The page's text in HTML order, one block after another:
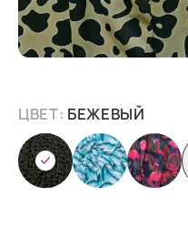
ЦВЕТ: БЕЖЕВЫЙ